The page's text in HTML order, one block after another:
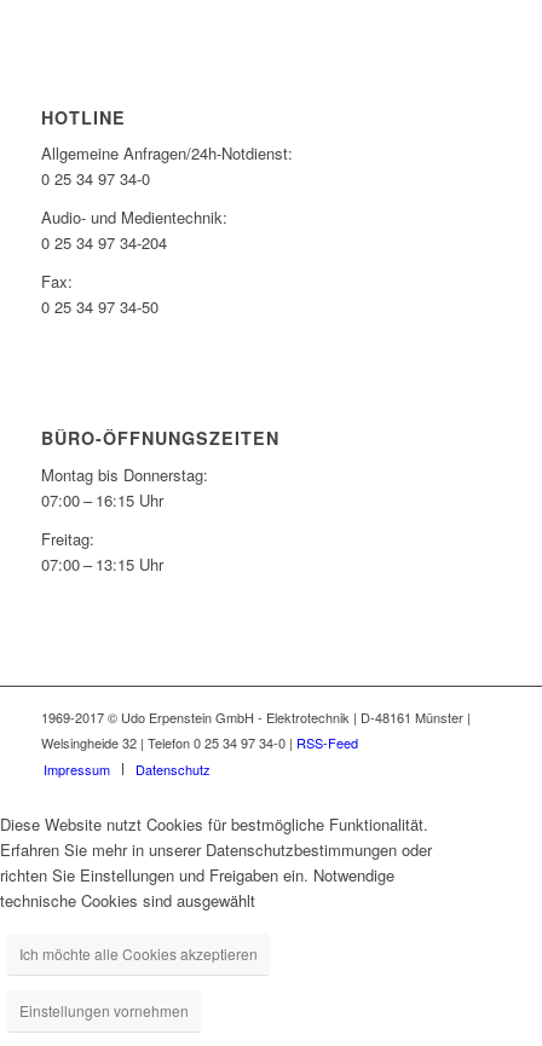
HOTLINE
Allgemeine Anfragen/24h-Notdienst:
0 25 34 97 34-0
Audio- und Medientechnik:
0 25 34 97 34-204
Fax:
0 25 34 97 34-50
BÜRO-ÖFFNUNGSZEITEN
Montag bis Donnerstag:
07:00 – 16:15 Uhr
Freitag:
07:00 – 13:15 Uhr
1969-2017 © Udo Erpenstein GmbH - Elektrotechnik | D-48161 Münster |
Welsingheide 32 | Telefon 0 25 34 97 34-0 | RSS-Feed
Impressum
Datenschutz
Diese Website nutzt Cookies für bestmögliche Funktionalität.
Erfahren Sie mehr in unserer Datenschutzbestimmungen oder
richten Sie Einstellungen und Freigaben ein. Notwendige
technische Cookies sind ausgewählt
Ich möchte alle Cookies akzeptieren
Einstellungen vornehmen